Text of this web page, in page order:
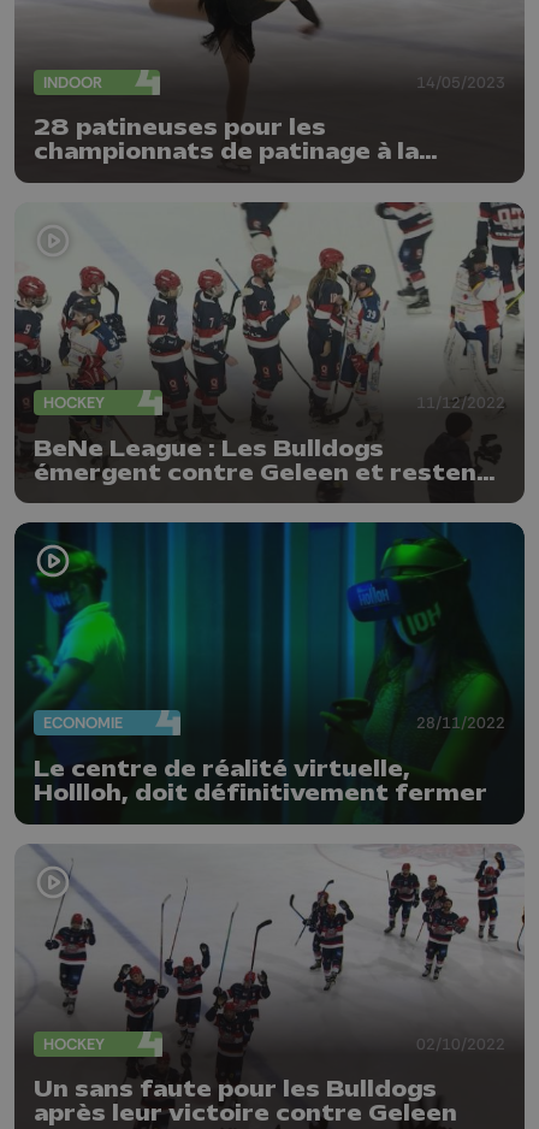
INDOOR 14/05/2023
28 patineuses pour les
championnats de patinage à la
HOCKEY 11/12/2022
BeNe League : Les Bulldogs
émergent contre Geleen et restent
solides leaders
ECONOMIE 28/11/2022
Le centre de réalité virtuelle,
Hollloh, doit définitivement fermer
HOCKEY 02/10/2022
Un sans faute pour les Bulldogs
après leur victoire contre Geleen